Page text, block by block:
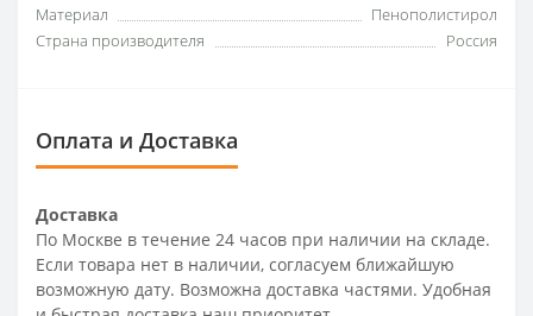
Материал
Пенополистирол
Страна производителя
Россия
Оплата и Доставка
Доставка
По Москве в течение 24 часов при наличии на складе.
Если товара нет в наличии, согласуем ближайшую
возможную дату. Возможна доставка частями. Удобная